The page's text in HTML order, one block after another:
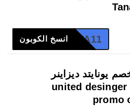
TA11 انسخ الكوبون
يونايتد ديزاينر
45% united desinger
promo